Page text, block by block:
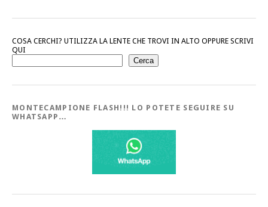
COSA CERCHI? UTILIZZA LA LENTE CHE TROVI IN ALTO OPPURE SCRIVI
QUI
Cerca
MONTECAMPIONE FLASH!!! LO POTETE SEGUIRE SU
WHATSAPP…